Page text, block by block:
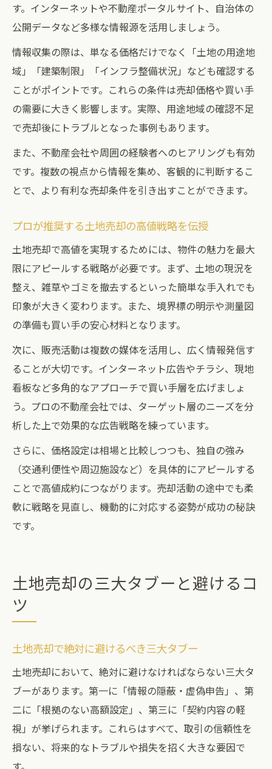
す。インターネットや不動産ポータルサイト、自治体の
公開データなど多様な情報源を活用しましょう。
情報収集の際は、単なる価格だけでなく「土地の用途地
域」「建築制限」「インフラ整備状況」なども確認する
ことがポイントです。これらの条件は売却価格や買い手
の需要に大きく影響します。実際、用途地域の確認不足
で売却後にトラブルとなった事例もあります。
また、不動産会社や周囲の経験者へのヒアリングも有効
です。複数の視点から情報を集め、客観的に判断するこ
とで、より有利な売却条件を引き出すことができます。
プロが推奨する土地売却の高値戦略を伝授
土地売却で高値を実現するためには、物件の魅力を最大
限にアピールする戦略が必要です。まず、土地の現況を
整え、雑草やゴミを撤去するといった簡単な手入れでも
印象が大きく変わります。また、境界標の明示や測量図
の準備も買い手の安心材料となります。
次に、販売活動は複数の媒体を活用し、広く情報発信す
ることが大切です。インターネット広告やチラシ、現地
看板など多角的なアプローチで買い手層を広げましょ
う。プロの不動産会社では、ターゲット層のニーズを分
析した上で効果的な広告戦略を練っています。
さらに、価格設定は相場と比較しつつも、独自の強み
（交通利便性や周辺施設など）を具体的にアピールする
ことで高値成約につながります。売却活動の途中でも柔
軟に戦略を見直し、機動的に対応する姿勢が成功の秘訣
です。
土地売却の三大タブーと避けるコ
ツ
土地売却で絶対に避けるべき三大タブー
土地売却において、絶対に避けなければならない三大タ
ブーがあります。第一に「情報の隠蔽・虚偽申告」、第
二に「根拠のない高額設定」、第三に「契約内容の軽
視」が挙げられます。これらはすべて、取引の信頼性を
損ない、将来的なトラブルや損失を招く大きな要因で
す。